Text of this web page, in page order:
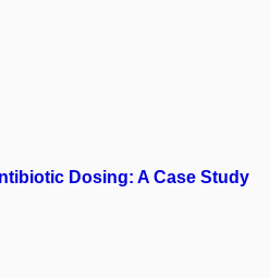
Dosing: A Case Study